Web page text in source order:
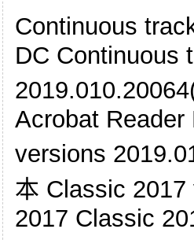
Continuous
DC Continuous
Acrobat
versions
本 Classic
2017 Classic